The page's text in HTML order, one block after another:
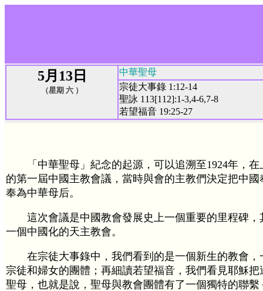
5月13日
（星期 六 ）
中華聖母
宗徒大事錄 1:12-14
聖詠 113[112]:1-3,4-6,7-8
若望福音 19:25-27
「中華聖母」紀念的起源，可以追溯至1924年，
的第一屆中國主教會議，當時與會的主教們決定把中
奉為中華母后。
這次會議是中國教會發展史上一個重要的里程碑
一個中國化的天主教會。
在宗徒大事錄中，我們看到的是一個新生的教會
宗徒和婦女的團體；再細讀若望福音，我們看見耶穌
聖母，也就是說，聖母與教會團體有了一個獨特的聯